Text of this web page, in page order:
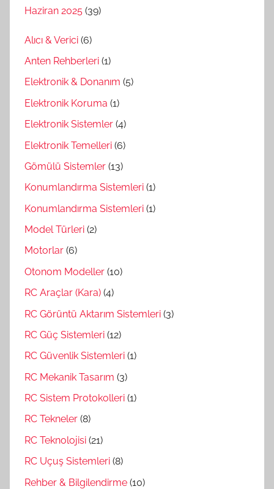
Haziran 2025 (39)
Alıcı & Verici (6)
Anten Rehberleri (1)
Elektronik & Donanım (5)
Elektronik Koruma (1)
Elektronik Sistemler (4)
Elektronik Temelleri (6)
Gömülü Sistemler (13)
Konumlandırma Sistemleri (1)
Konumlandırma Sistemleri (1)
Model Türleri (2)
Motorlar (6)
Otonom Modeller (10)
RC Araçlar (Kara) (4)
RC Görüntü Aktarım Sistemleri (3)
RC Güç Sistemleri (12)
RC Güvenlik Sistemleri (1)
RC Mekanik Tasarım (3)
RC Sistem Protokolleri (1)
RC Tekneler (8)
RC Teknolojisi (21)
RC Uçuş Sistemleri (8)
Rehber & Bilgilendirme (10)